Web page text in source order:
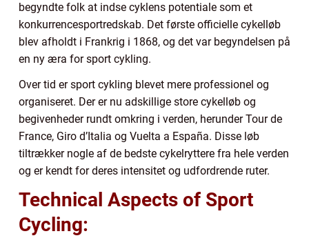
begyndte folk at indse cyklens potentiale som et
konkurrencesportredskab. Det første officielle cykelløb
blev afholdt i Frankrig i 1868, og det var begyndelsen på
en ny æra for sport cykling.
Over tid er sport cykling blevet mere professionel og
organiseret. Der er nu adskillige store cykelløb og
begivenheder rundt omkring i verden, herunder Tour de
France, Giro d’Italia og Vuelta a España. Disse løb
tiltrækker nogle af de bedste cykelryttere fra hele verden
og er kendt for deres intensitet og udfordrende ruter.
Technical Aspects of Sport
Cycling: